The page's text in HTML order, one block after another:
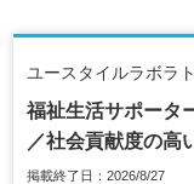
ユースタイルラボラ
福祉生活サポータ
／社会貢献度の高
掲載終了日：2026/8/27